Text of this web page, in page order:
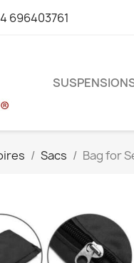
696403761
Sacs Bag for